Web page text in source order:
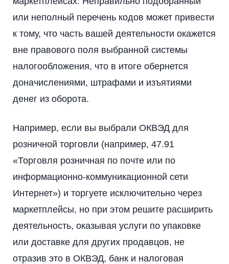
или неполный перечень кодов может привести
к тому, что часть вашей деятельности окажется
вне правового поля выбранной системы
налогообложения, что в итоге обернется
доначислениями, штрафами и изъятиями
денег из оборота.
Например, если вы выбрали ОКВЭД для
розничной торговли (например, 47.91
«Торговля розничная по почте или по
информационно-коммуникационной сети
Интернет») и торгуете исключительно через
маркетплейсы, но при этом решите расширить
деятельность, оказывая услуги по упаковке
или доставке для других продавцов, не
отразив это в ОКВЭД, банк и налоговая